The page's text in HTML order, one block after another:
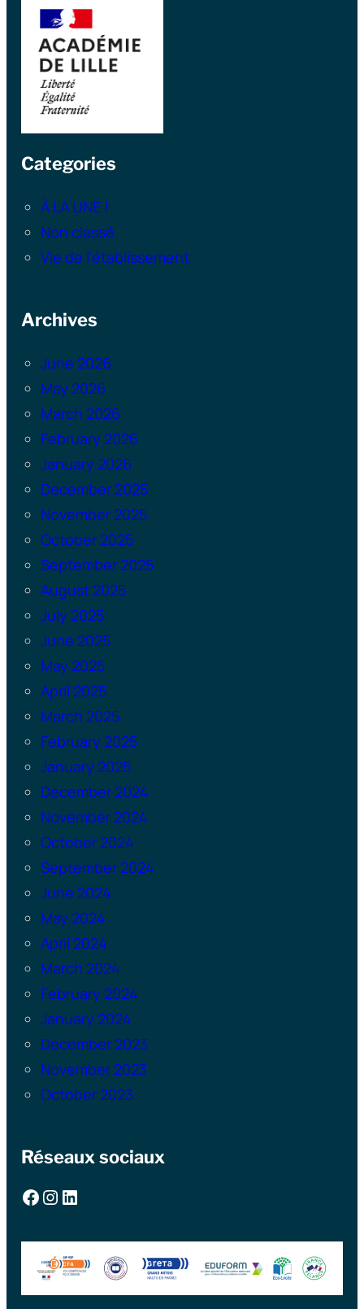
Categories
À LA UNE !
Non classé
Vie de l'établissement
Archives
June 2026
May 2026
March 2026
February 2026
January 2026
December 2025
November 2025
October 2025
September 2025
August 2025
July 2025
June 2025
May 2025
April 2025
March 2025
February 2025
January 2025
December 2024
November 2024
October 2024
September 2024
June 2024
May 2024
April 2024
March 2024
February 2024
January 2024
December 2023
November 2023
October 2023
Réseaux sociaux
Facebook Instagram LinkedIn